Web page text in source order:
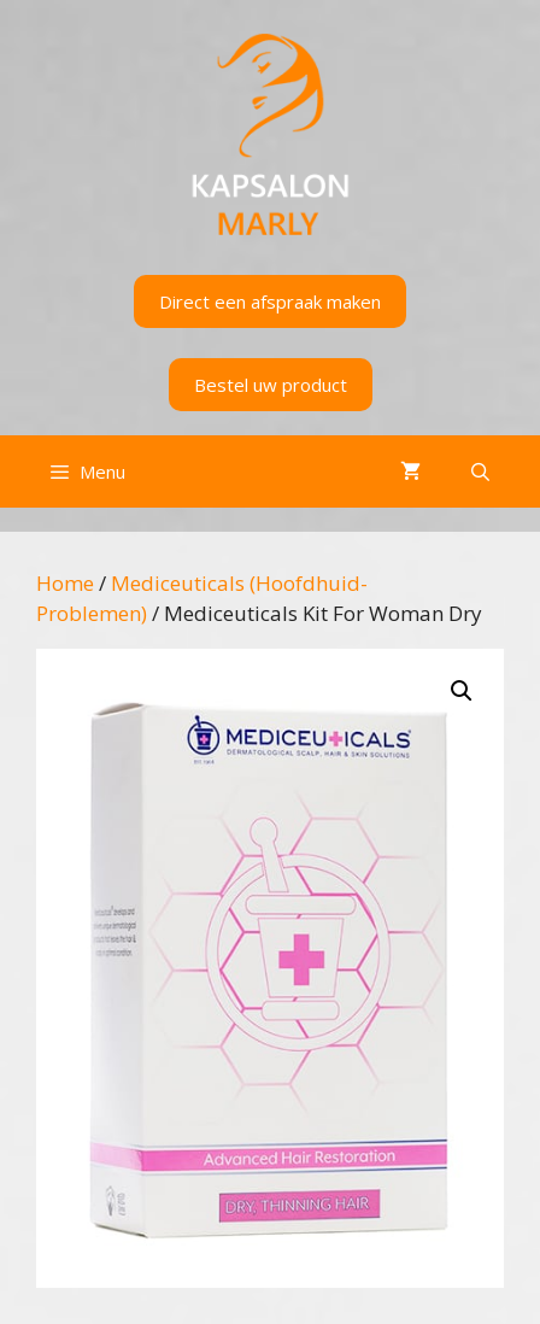
Direct een afspraak maken
Bestel uw product
Menu
Home/ Mediceuticals (Hoofdhuid-
Problemen)/ Mediceuticals Kit For Woman Dry